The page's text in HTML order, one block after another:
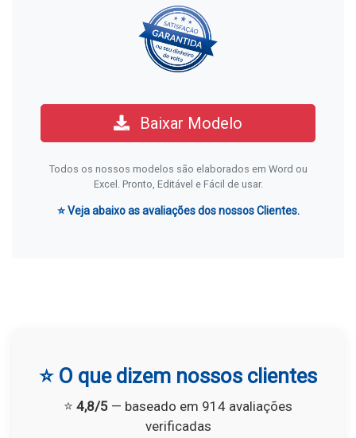
Baixar Modelo
Todos os nossos modelos são elaborados em Word ou
Excel. Pronto, Editável e Fácil de usar.
⭐ Veja abaixo as avaliações dos nossos Clientes.
⭐ O que dizem nossos clientes
⭐ 4,8/5 — baseado em 914 avaliações
verificadas